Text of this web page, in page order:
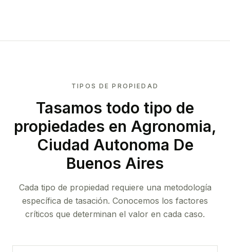
TIPOS DE PROPIEDAD
Tasamos todo tipo de
propiedades en Agronomia,
Ciudad Autonoma De
Buenos Aires
Cada tipo de propiedad requiere una metodología
específica de tasación. Conocemos los factores
críticos que determinan el valor en cada caso.